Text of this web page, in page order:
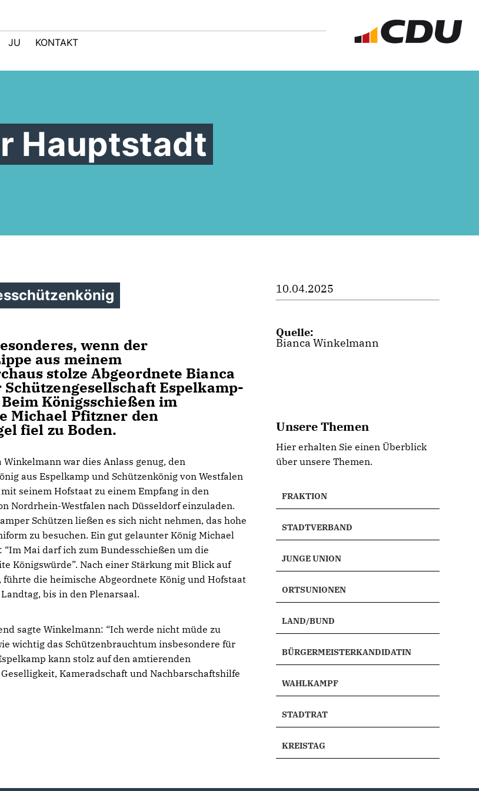
JU KONTAKT
Hauptstadt
wenn der
aus meinem
stolze Abgeordnete Bianca
Espelkamp-
Königsschießen im
Michael Pfitzner den
fiel zu Boden.
Winkelmann war dies Anlass genug, den
aus Espelkamp und Schützenkönig von Westfalen
seinem Hofstaat zu einem Empfang in den
Nordrhein-Westfalen nach Düsseldorf einzuladen.
Schützen ließen es sich nicht nehmen, das hohe
zu besuchen. Ein gut gelaunter König Michael
“Im Mai darf ich zum Bundesschießen um die
Königswürde”. Nach einer Stärkung mit Blick auf
führte die heimische Abgeordnete König und Hofstaat
bis in den Plenarsaal.
sagte Winkelmann: “Ich werde nicht müde zu
wichtig das Schützenbrauchtum insbesondere für
kann stolz auf den amtierenden
Kameradschaft und Nachbarschaftshilfe
10.04.2025
Quelle:
Bianca Winkelmann
Unsere Themen
Hier erhalten Sie einen Überblick
über unsere Themen.
FRAKTION
STADTVERBAND
JUNGE UNION
ORTSUNIONEN
LAND/BUND
BÜRGERMEISTERKANDIDATIN
WAHLKAMPF
STADTRAT
KREISTAG